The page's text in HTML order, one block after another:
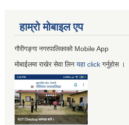
हाम्रो माेबाइल एप
गौरीगङ्गा नगरपालिकाको Mobile App
मोबाईलमा राखेर सेवा लिन यहाclick गर्नुहाेस ।